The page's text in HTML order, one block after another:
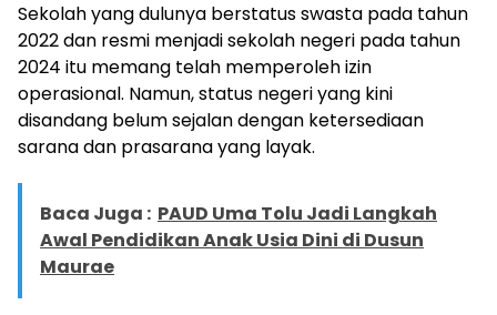
Sekolah yang dulunya berstatus swasta pada tahun
2022 dan resmi menjadi sekolah negeri pada tahun
2024 itu memang telah memperoleh izin
operasional. Namun, status negeri yang kini
disandang belum sejalan dengan ketersediaan
sarana dan prasarana yang layak.
Baca Juga : PAUD Uma Tolu Jadi Langkah
Awal Pendidikan Anak Usia Dini di Dusun
Maurae